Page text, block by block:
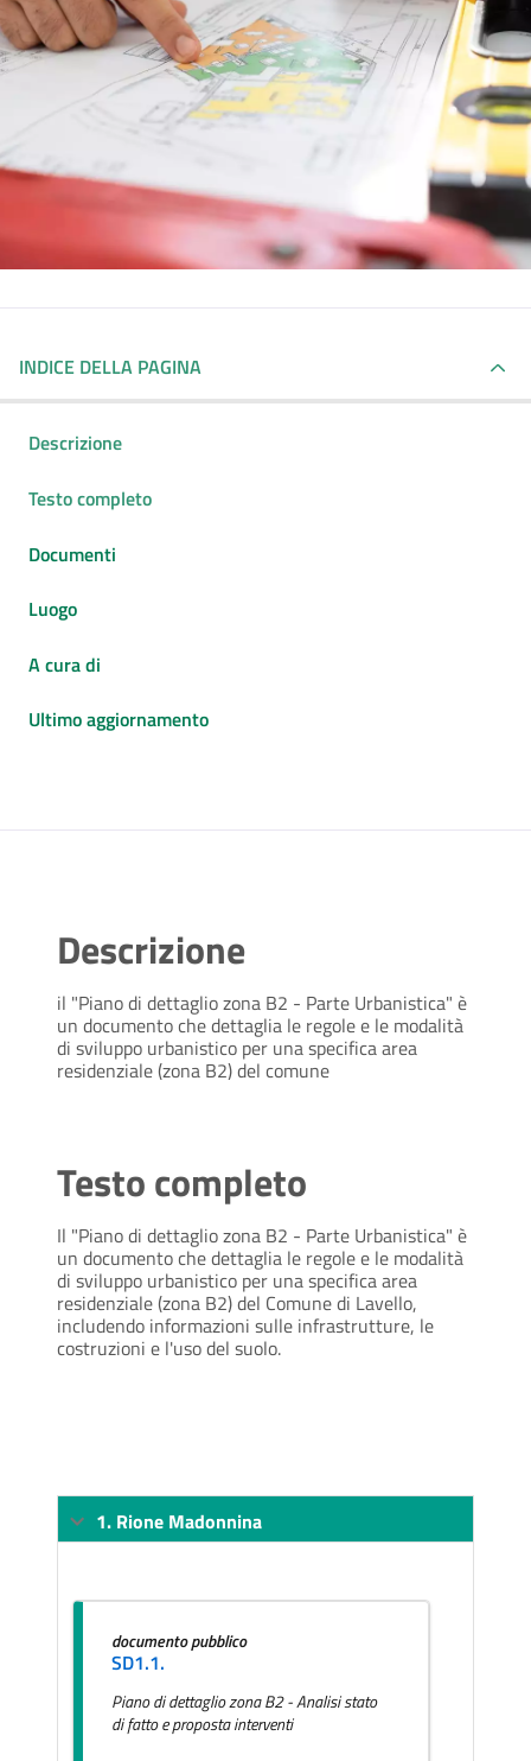
INDICE DELLA PAGINA
Descrizione
Testo completo
Documenti
Luogo
A cura di
Ultimo aggiornamento
Descrizione
il "Piano di dettaglio zona B2 - Parte Urbanistica" è
un documento che dettaglia le regole e le modalità
di sviluppo urbanistico per una specifica area
residenziale (zona B2) del comune
Testo completo
Il "Piano di dettaglio zona B2 - Parte Urbanistica" è
un documento che dettaglia le regole e le modalità
di sviluppo urbanistico per una specifica area
residenziale (zona B2) del Comune di Lavello,
includendo informazioni sulle infrastrutture, le
costruzioni e l'uso del suolo.
1. Rione Madonnina
documento pubblico
SD1.1.
Piano di dettaglio zona B2 - Analisi stato
di fatto e proposta interventi